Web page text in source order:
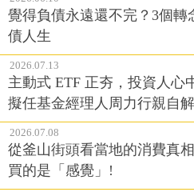
覺得負債永遠還不完？3個轉
債人生
2026.07.13
主動式 ETF 正夯，投資人心
擬任基金經理人周力行親自
2026.07.08
從釜山街頭看當地的消費真
買的是「感覺」!